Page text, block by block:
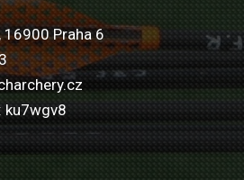
Praha 6
ku7wgv8